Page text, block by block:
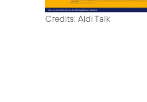
Credits: Aldi Talk